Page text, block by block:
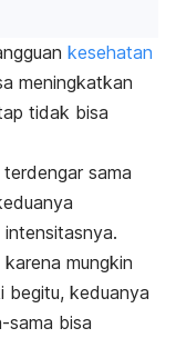
kesehatan
meningkatkan
tidak bisa
terdengar sama
mungkin
begitu, keduanya
sama bisa